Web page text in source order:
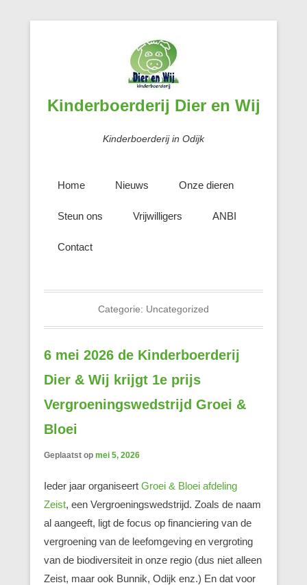
Kinderboerderij Dier en Wij
Kinderboerderij in Odijk
Home Nieuws Onze dieren
Steun ons Vrijwilligers ANBI
Contact
Categorie: Uncategorized
6 mei 2026 de Kinderboerderij
Dier & Wij krijgt 1e prijs
Vergroeningswedstrijd Groei &
Bloei
Geplaatst op mei 5, 2026
Ieder jaar organiseert Groei & Bloei afdeling
Zeist, een Vergroeningswedstrijd. Zoals de naam
al aangeeft, ligt de focus op financiering van de
vergroening van de leefomgeving en vergroting
van de biodiversiteit in onze regio (dus niet alleen
Zeist, maar ook Bunnik, Odijk enz.) En dat voor